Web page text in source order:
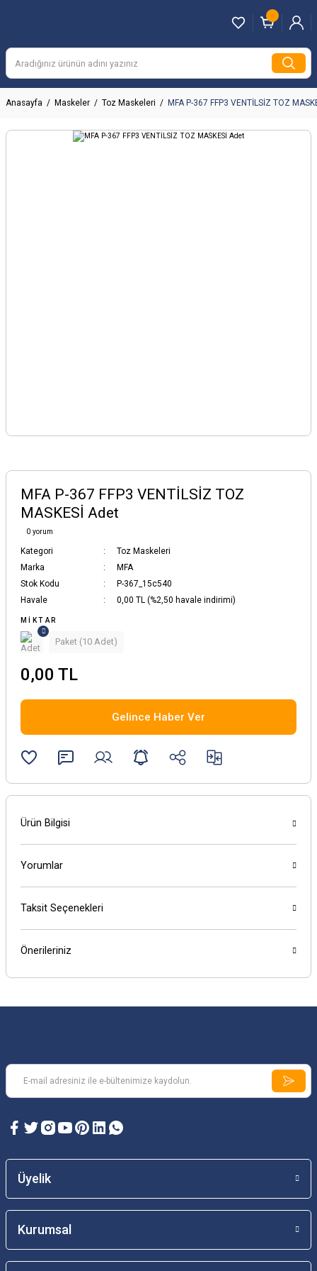
Anasayfa Maskeler Toz Maskeleri MFA P-367 FFP3 VENTİLSİZ TOZ
MFA P-367 FFP3 VENTİLSİZ TOZ
MASKESİ Adet
0 yorum
Kategori
Toz Maskeleri
Marka
MFA
Stok Kodu
P-367_15c540
Havale
0,00 TL (%2,50 havale indirimi)
MIKTAR
Paket (10 Adet)
0,00 TL
Gelince Haber Ver
Ürün Bilgisi
Yorumlar
Taksit Seçenekleri
Önerileriniz
Üyelik
Kurumsal